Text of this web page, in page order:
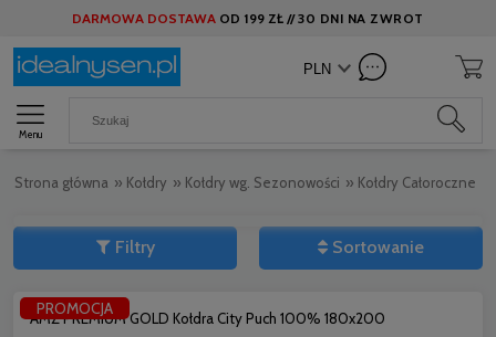
DARMOWA DOSTAWA OD 199 ZŁ //30 DNI NA ZWROT
Menu
Strona główna » Kołdry » Kołdry wg. Sezonowości » Kołdry Całoroczne
Filtry Sortowanie
AMZ PREMIUM GOLD Kołdra City Puch 100% 180x200
PROMOCJA